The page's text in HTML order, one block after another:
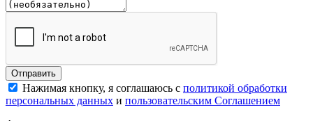
Нажимая кнопку, я соглашаюсь с политикой обработки
персональных данных и пользовательским Соглашением